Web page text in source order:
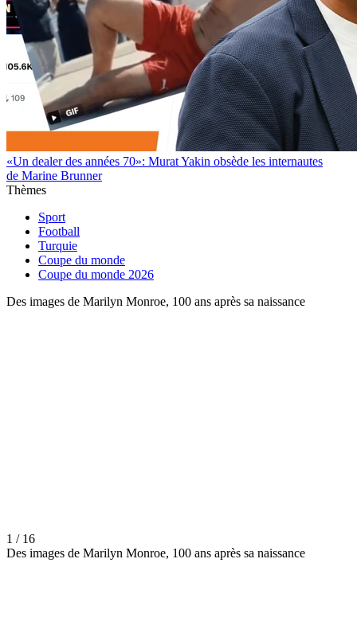
«Un dealer des années 70»: Murat Yakin obsède les internautes
de Marine Brunner
Thèmes
Sport
Football
Turquie
Coupe du monde
Coupe du monde 2026
Des images de Marilyn Monroe, 100 ans après sa naissance
1 / 16
Des images de Marilyn Monroe, 100 ans après sa naissance